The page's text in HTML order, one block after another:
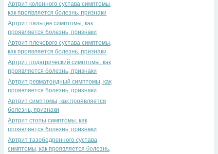
Артрит коленного сустава симптомы,
как проявляется болезнь, признаки
Артрит пальцев симптомы, как
проявляется болезнь, признаки
Артрит плечевого сустава симптомы,
как проявляется болезнь, признаки
Артрит подагрический симптомы, как
проявляется болезнь, признаки
Артрит ревматоидный симптомы, как
проявляется болезнь, признаки
Артрит симптомы, как проявляется
болезнь, признаки
Артрит стопы симптомы, как
проявляется болезнь, признаки
Артрит тазобедренного сустава
симптомы, как проявляется болезнь,